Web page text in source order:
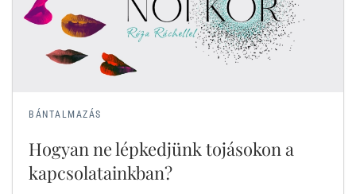
BÁNTALMAZÁS
Hogyan ne lépkedjünk tojásokon a
kapcsolatainkban?